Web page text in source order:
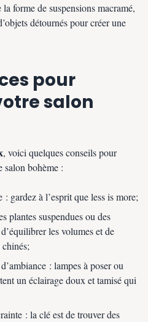
forme de suspensions macramé,
détournés pour créer une
pour
salon
, voici quelques conseils pour
salon bohème :
: gardez à l’esprit que less is more;
plantes suspendues ou des
les volumes et de
: lampes à poser ou
un éclairage doux et tamisé qui
: la clé est de trouver des